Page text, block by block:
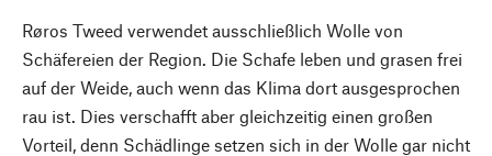
Røros Tweed verwendet ausschließlich Wolle von
Schäfereien der Region. Die Schafe leben und grasen frei
auf der Weide, auch wenn das Klima dort ausgesprochen
rau ist. Dies verschafft aber gleichzeitig einen großen
Vorteil, denn Schädlinge setzen sich in der Wolle gar nicht